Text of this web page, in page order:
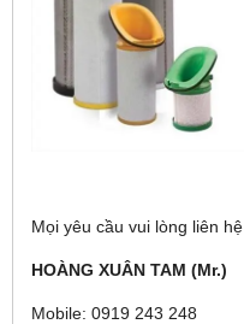
Mọi yêu cầu vui lòng liên hệ
HOÀNG XUÂN TAM (Mr.)
Mobile: 0919 243 248